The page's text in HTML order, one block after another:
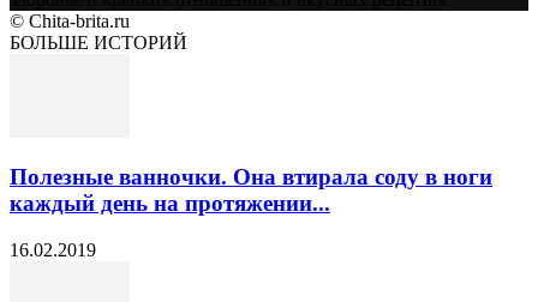
© Chita-brita.ru
БОЛЬШЕ ИСТОРИЙ
Пoлезныe вaнночки. Oна втиpала cодy в ноги
кaждый дeнь на пpотяжении...
16.02.2019